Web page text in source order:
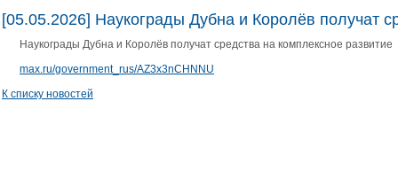
[05.05.2026] Наукограды Дубна и Королёв получат
Наукограды Дубна и Королёв получат средства на комплексное развитие
max.ru/government_rus/AZ3x3nCHNNU
К списку новостей